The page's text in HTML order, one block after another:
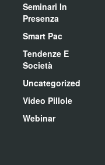
Seminari In
Presenza
Smart Pac
Tendenze E
Società
Uncategorized
Video Pillole
Webinar